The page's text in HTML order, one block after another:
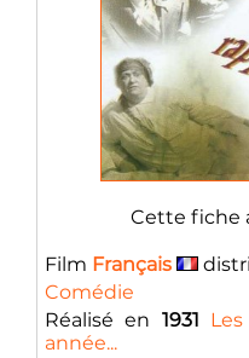
Cette fiche
Film Français
Comédie
Réalisé en 1931
année...